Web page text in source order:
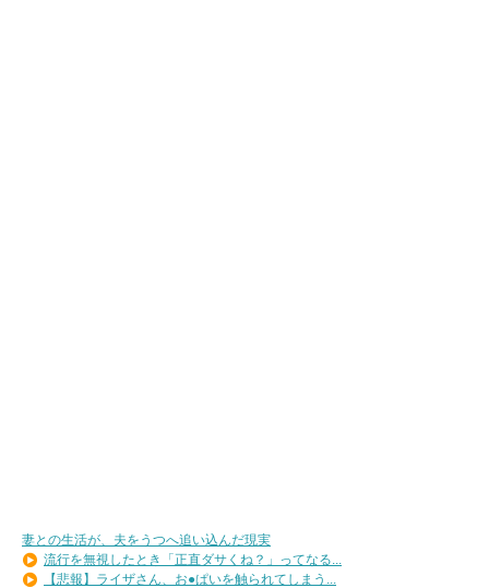
妻との生活が、夫をうつへ追い込んだ現実
流行を無視したとき「正直ダサくね？」ってなる...
【悲報】ライザさん、お●ぱいを触られてしまう...